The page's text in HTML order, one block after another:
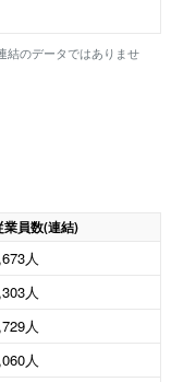
結のデータではありませ
業員数(連結)
人
人
人
人